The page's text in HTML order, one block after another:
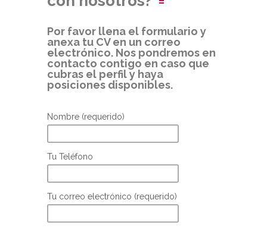
Por favor llena el formulario y
anexa tu CV en un correo
electrónico. Nos pondremos en
contacto contigo en caso que
cubras el perfil y haya
posiciones disponibles.
Nombre (requerido)
Tu Teléfono
Tu correo electrónico (requerido)